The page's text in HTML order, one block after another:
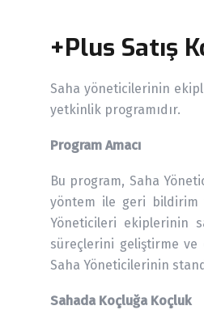
+Plus Satış
Saha yöneticilerinin
yetkinlik programıdır.
Program Amacı
Bu program, Saha
yöntem ile geri bildirim
Yöneticileri ekiplerinin
süreçlerini geliştirme
Saha Yöneticilerinin
Sahada Koçluğa Koçluk